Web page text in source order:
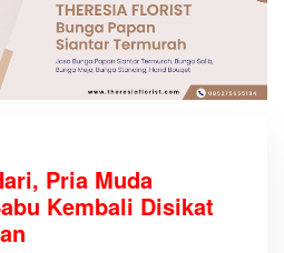
Pria Muda
Kembali Disikat